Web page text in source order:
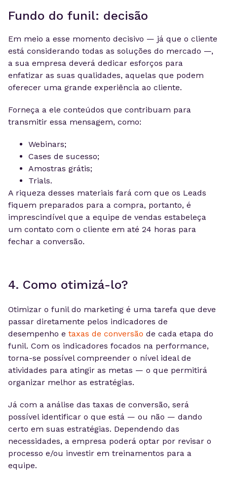
Fundo do funil: decisão
Em meio a esse momento decisivo — já que o cliente
está considerando todas as soluções do mercado —,
a sua empresa deverá dedicar esforços para
enfatizar as suas qualidades, aquelas que podem
oferecer uma grande experiência ao cliente.
Forneça a ele conteúdos que contribuam para
transmitir essa mensagem, como:
Webinars;
Cases de sucesso;
Amostras grátis;
Trials.
A riqueza desses materiais fará com que os Leads
fiquem preparados para a compra, portanto, é
imprescindível que a equipe de vendas estabeleça
um contato com o cliente em até 24 horas para
fechar a conversão.
4. Como otimizá-lo?
Otimizar o funil do marketing é uma tarefa que deve
passar diretamente pelos indicadores de
desempenho e taxas de conversão de cada etapa do
funil. Com os indicadores focados na performance,
torna-se possível compreender o nível ideal de
atividades para atingir as metas — o que permitirá
organizar melhor as estratégias.
Já com a análise das taxas de conversão, será
possível identificar o que está — ou não — dando
certo em suas estratégias. Dependendo das
necessidades, a empresa poderá optar por revisar o
processo e/ou investir em treinamentos para a
equipe.